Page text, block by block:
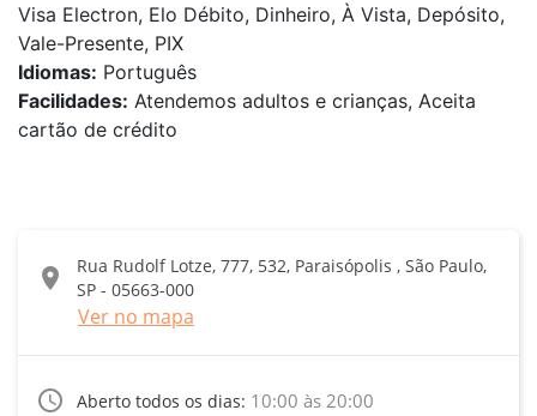
Visa Electron, Elo Débito, Dinheiro, À Vista, Depósito,
Vale-Presente, PIX
Idiomas: Português
Facilidades: Atendemos adultos e crianças, Aceita
cartão de crédito
location_on
Rua Rudolf Lotze, 777, 532, Paraisópolis , São Paulo,
SP - 05663-000
Ver no mapa
access_time Aberto todos os dias: 10:00 às 20:00